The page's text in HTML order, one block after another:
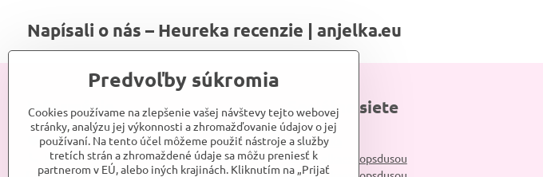
Napísali o nás – Heureka recenzie | anjelka.eu
Informácie
Srdce Anjelky
Kontakt
Sociálne siete
Anjelka
Anjelkaeshopsdusou
Predvoľby súkromia
Cookies používame na zlepšenie vašej návštevy tejto webovej
stránky, analýzu jej výkonnosti a zhromažďovanie údajov o jej
používaní. Na tento účel môžeme použiť nástroje a služby
tretích strán a zhromaždené údaje sa môžu preniesť k
partnerom v EÚ, alebo iných krajinách. Kliknutím na „Prijať